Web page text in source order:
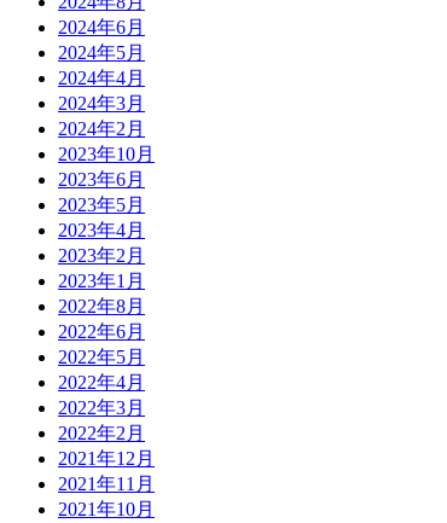
2024年6月
2024年5月
2024年4月
2024年3月
2024年2月
2023年10月
2023年6月
2023年5月
2023年4月
2023年2月
2023年1月
2022年8月
2022年6月
2022年5月
2022年4月
2022年3月
2022年2月
2021年12月
2021年11月
2021年10月